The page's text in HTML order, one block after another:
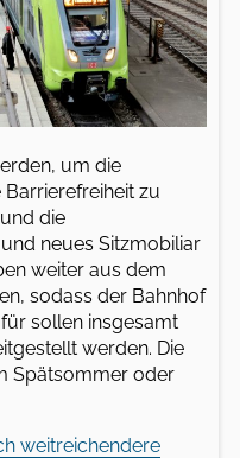
um die
zu
die
neues Sitzmobiliar
weiter aus dem
sodass der Bahnhof
sollen insgesamt
werden. Die
Spätsommer oder
weitreichendere